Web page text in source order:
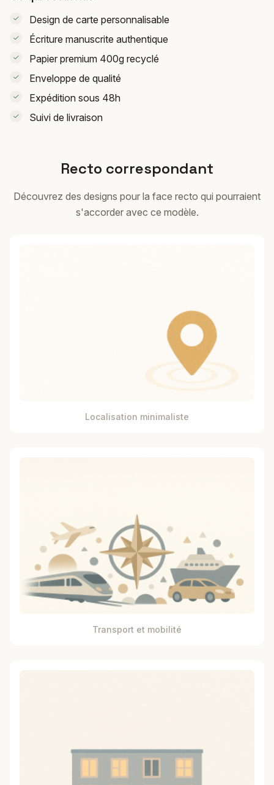
Design de carte personnalisable
Écriture manuscrite authentique
Papier premium 400g recyclé
Enveloppe de qualité
Expédition sous 48h
Suivi de livraison
Recto correspondant
Découvrez des designs pour la face recto qui pourraient
s'accorder avec ce modèle.
Localisation minimaliste
Transport et mobilité